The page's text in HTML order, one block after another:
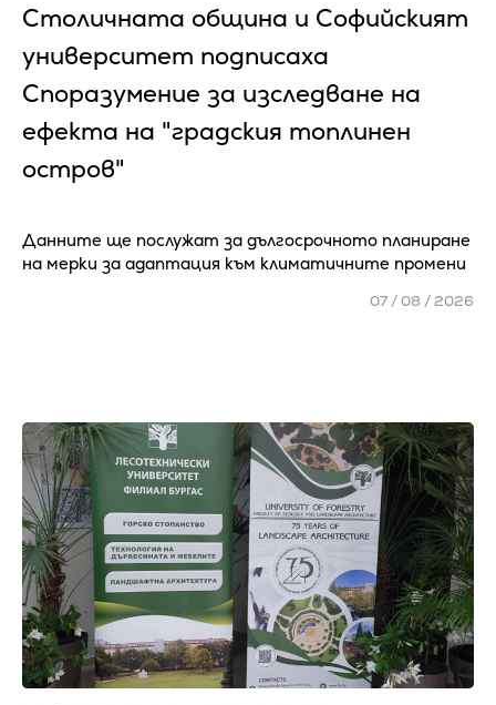
Столичната община и Софийският
университет подписаха
Споразумение за изследване на
ефекта на "градския топлинен
остров"
Данните ще послужат за дългосрочното планиране
на мерки за адаптация към климатичните промени
07 / 08 / 2026